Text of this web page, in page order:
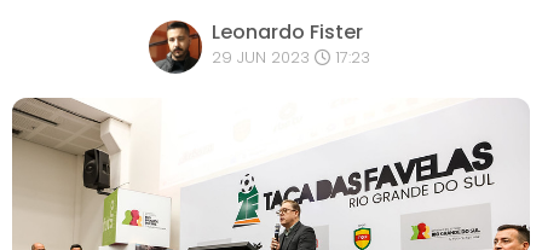
Leonardo Fister
29 JUN 2023 17:23